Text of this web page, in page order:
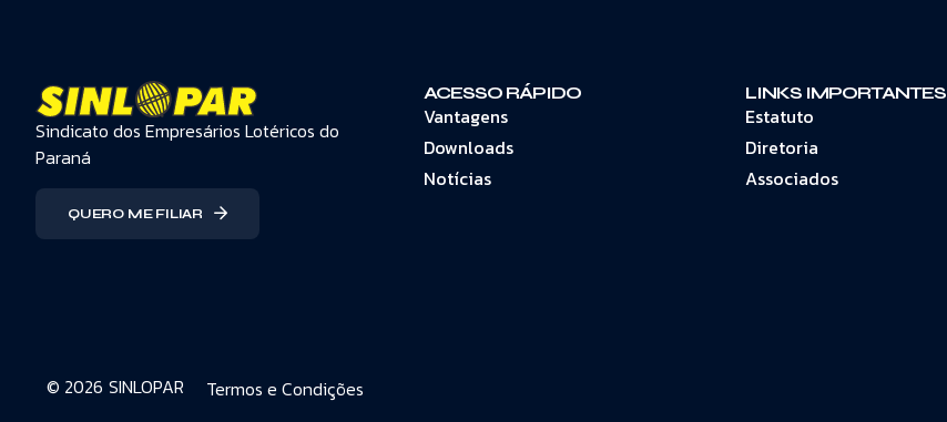
Sindicato dos Empresários Lotéricos do
Paraná
QUERO ME FILIAR
ACESSO RÁPIDO
Vantagens
Downloads
Notícias
LINKS IMPORTANTES
Estatuto
Diretoria
Associados
© 2026 SINLOPAR Termos e Condições